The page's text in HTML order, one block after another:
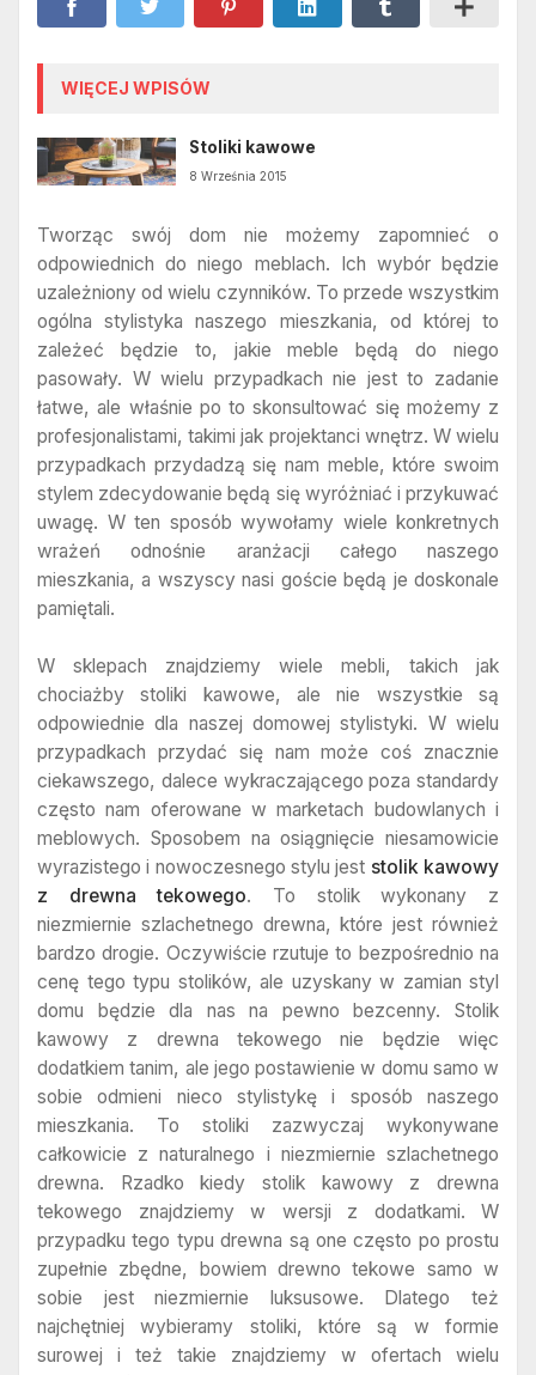
WIĘCEJ WPISÓW
Stoliki kawowe
8 Września 2015
Tworząc swój dom nie możemy zapomnieć o
odpowiednich do niego meblach. Ich wybór będzie
uzależniony od wielu czynników. To przede wszystkim
ogólna stylistyka naszego mieszkania, od której to
zależeć będzie to, jakie meble będą do niego
pasowały. W wielu przypadkach nie jest to zadanie
łatwe, ale właśnie po to skonsultować się możemy z
profesjonalistami, takimi jak projektanci wnętrz. W wielu
przypadkach przydadzą się nam meble, które swoim
stylem zdecydowanie będą się wyróżniać i przykuwać
uwagę. W ten sposób wywołamy wiele konkretnych
wrażeń odnośnie aranżacji całego naszego
mieszkania, a wszyscy nasi goście będą je doskonale
pamiętali.
W sklepach znajdziemy wiele mebli, takich jak
chociażby stoliki kawowe, ale nie wszystkie są
odpowiednie dla naszej domowej stylistyki. W wielu
przypadkach przydać się nam może coś znacznie
ciekawszego, dalece wykraczającego poza standardy
często nam oferowane w marketach budowlanych i
meblowych. Sposobem na osiągnięcie niesamowicie
wyrazistego i nowoczesnego stylu jest stolik kawowy
z drewna tekowego. To stolik wykonany z
niezmiernie szlachetnego drewna, które jest również
bardzo drogie. Oczywiście rzutuje to bezpośrednio na
cenę tego typu stolików, ale uzyskany w zamian styl
domu będzie dla nas na pewno bezcenny. Stolik
kawowy z drewna tekowego nie będzie więc
dodatkiem tanim, ale jego postawienie w domu samo w
sobie odmieni nieco stylistykę i sposób naszego
mieszkania. To stoliki zazwyczaj wykonywane
całkowicie z naturalnego i niezmiernie szlachetnego
drewna. Rzadko kiedy stolik kawowy z drewna
tekowego znajdziemy w wersji z dodatkami. W
przypadku tego typu drewna są one często po prostu
zupełnie zbędne, bowiem drewno tekowe samo w
sobie jest niezmiernie luksusowe. Dlatego też
najchętniej wybieramy stoliki, które są w formie
surowej i też takie znajdziemy w ofertach wielu